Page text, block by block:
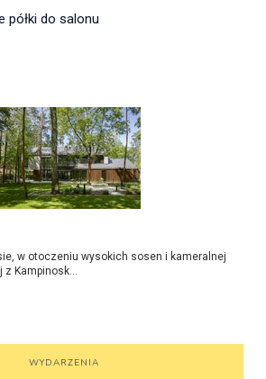
półki do salonu
w otoczeniu wysokich sosen i kameralnej
Kampinosk...
WYDARZENIA